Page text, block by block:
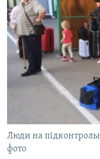
Люди на
фото